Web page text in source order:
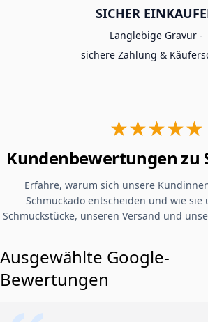
SICHER
Langlebige Gravur -
sichere Zahlung &
★★★★★
Kundenbewertungen zu
Erfahre, warum sich unsere
Schmuckado entscheiden und wie sie
Schmuckstücke, unseren Versand und
Ausgewählte Google-
Bewertungen